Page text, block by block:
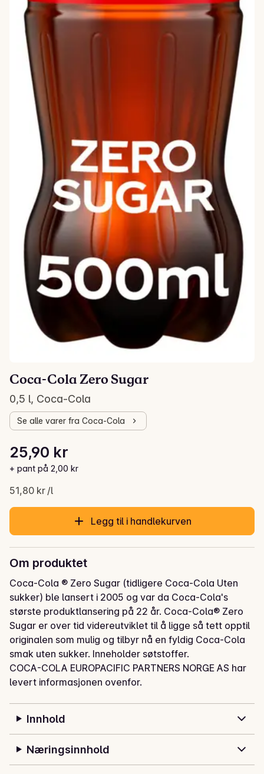
Coca-Cola Zero Sugar
0,5 l, Coca-Cola
Se alle varer fra Coca-Cola
Gjeldende pris er: 25,90 kr
25,90 kr
+ pant på 2,00 kr
51,80 kr /l
Stykkpris: 51,80 kr /l
Legg til i handlekurven
Om produktet
Coca-Cola ® Zero Sugar (tidligere Coca-Cola Uten
sukker) ble lansert i 2005 og var da Coca-Cola's
største produktlansering på 22 år. Coca-Cola® Zero
Sugar er over tid videreutviklet til å ligge så tett opptil
originalen som mulig og tilbyr nå en fyldig Coca-Cola
smak uten sukker. Inneholder søtstoffer.
COCA-COLA EUROPACIFIC PARTNERS NORGE AS har
levert informasjonen ovenfor.
Innhold
Næringsinnhold